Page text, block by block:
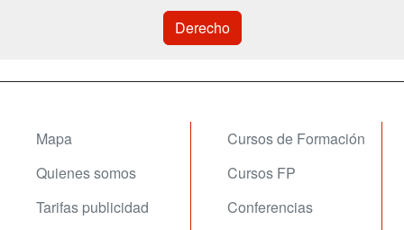
Derecho
Mapa
Quienes somos
Tarifas publicidad
Cursos de Formación
Cursos FP
Conferencias